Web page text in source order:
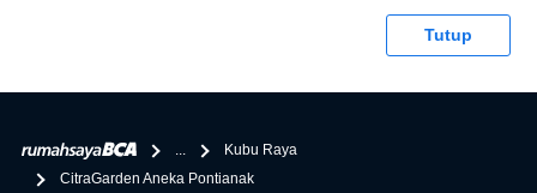
tentang properti disini BCA hanya sebagai pihak
bertanggung jawab terhadap informasi yang rekanan
Tutup
...
Kubu Raya
CitraGarden Aneka Pontianak